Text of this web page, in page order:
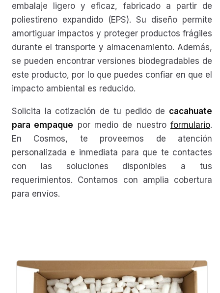
embalaje ligero y eficaz, fabricado a partir de
poliestireno expandido (EPS). Su diseño permite
amortiguar impactos y proteger productos frágiles
durante el transporte y almacenamiento. Además,
se pueden encontrar versiones biodegradables de
este producto, por lo que puedes confiar en que el
impacto ambiental es reducido.
Solicita la cotización de tu pedido de cacahuate
para empaque por medio de nuestroformulario.
En Cosmos, te proveemos de atención
personalizada e inmediata para que te contactes
con las soluciones disponibles a tus
requerimientos. Contamos con amplia cobertura
para envíos.